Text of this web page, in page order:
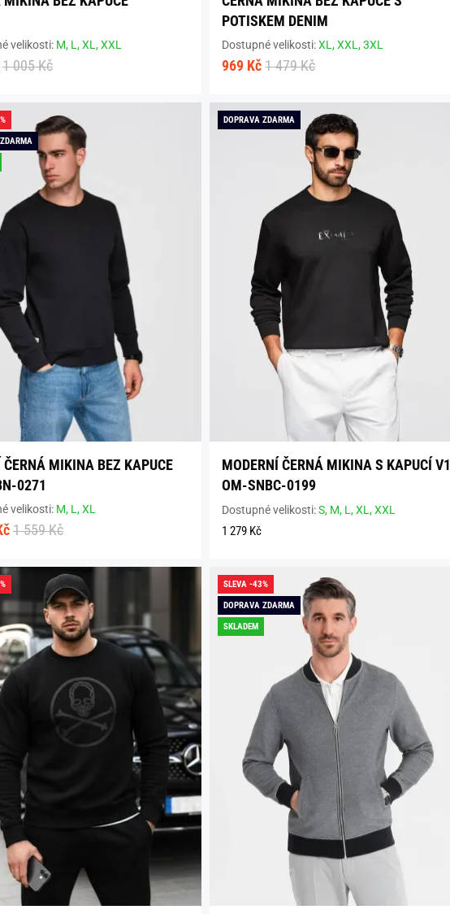
velikosti: M, L,XL,XXL
1 005 Kč
POTISKEM DENIM
Dostupné velikosti:XL,XXL,3XL
969 Kč 1 479 Kč
ČERNÁ MIKINA BEZ KAPUCE
0271
velikosti: M, L,XL
1 559 Kč
DOPRAVA ZDARMA
MODERNÍ ČERNÁ MIKINA S KAPUCÍ V1
OM-SNBC-0199
Dostupné velikosti:S, M, L,XL,XXL
1 279 Kč
SLEVA -43%
DOPRAVA ZDARMA
SKLADEM